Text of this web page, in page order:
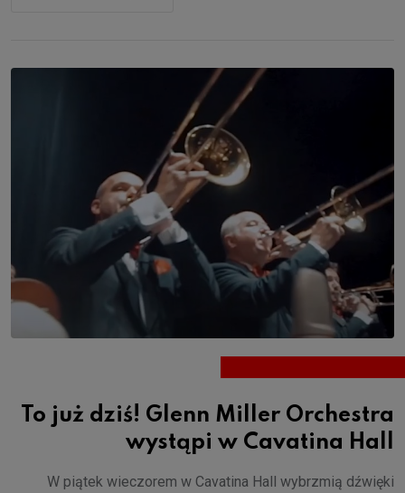
To już dziś! Glenn Miller Orchestra
wystąpi w Cavatina Hall
W piątek wieczorem w Cavatina Hall wybrzmią dźwięki